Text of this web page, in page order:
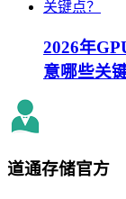
2026年
意哪些关
道通存储官方